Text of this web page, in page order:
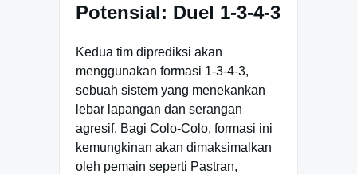
Potensial: Duel 1-3-4-3
Kedua tim diprediksi akan
menggunakan formasi 1-3-4-3,
sebuah sistem yang menekankan
lebar lapangan dan serangan
agresif. Bagi Colo-Colo, formasi ini
kemungkinan akan dimaksimalkan
oleh pemain seperti Pastran,